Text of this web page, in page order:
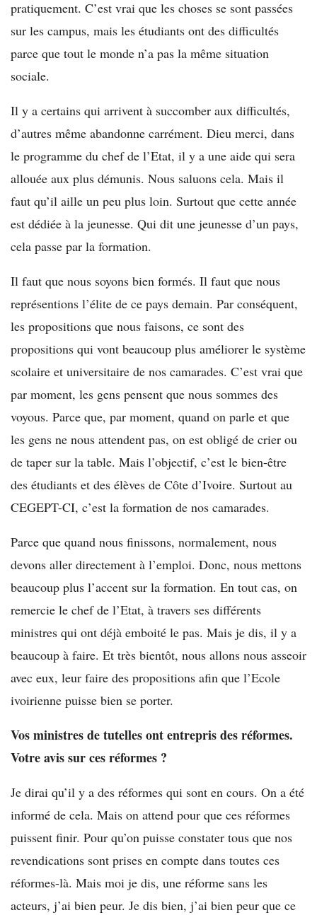
pratiquement. C’est vrai que les choses se sont passées
sur les campus, mais les étudiants ont des difficultés
parce que tout le monde n’a pas la même situation
sociale.
Il y a certains qui arrivent à succomber aux difficultés,
d’autres même abandonne carrément. Dieu merci, dans
le programme du chef de l’Etat, il y a une aide qui sera
allouée aux plus démunis. Nous saluons cela. Mais il
faut qu’il aille un peu plus loin. Surtout que cette année
est dédiée à la jeunesse. Qui dit une jeunesse d’un pays,
cela passe par la formation.
Il faut que nous soyons bien formés. Il faut que nous
représentions l’élite de ce pays demain. Par conséquent,
les propositions que nous faisons, ce sont des
propositions qui vont beaucoup plus améliorer le système
scolaire et universitaire de nos camarades. C’est vrai que
par moment, les gens pensent que nous sommes des
voyous. Parce que, par moment, quand on parle et que
les gens ne nous attendent pas, on est obligé de crier ou
de taper sur la table. Mais l’objectif, c’est le bien-être
des étudiants et des élèves de Côte d’Ivoire. Surtout au
CEGEPT-CI, c’est la formation de nos camarades.
Parce que quand nous finissons, normalement, nous
devons aller directement à l’emploi. Donc, nous mettons
beaucoup plus l’accent sur la formation. En tout cas, on
remercie le chef de l’Etat, à travers ses différents
ministres qui ont déjà emboité le pas. Mais je dis, il y a
beaucoup à faire. Et très bientôt, nous allons nous asseoir
avec eux, leur faire des propositions afin que l’Ecole
ivoirienne puisse bien se porter.
Vos ministres de tutelles ont entrepris des réformes.
Votre avis sur ces réformes ?
Je dirai qu’il y a des réformes qui sont en cours. On a été
informé de cela. Mais on attend pour que ces réformes
puissent finir. Pour qu’on puisse constater tous que nos
revendications sont prises en compte dans toutes ces
réformes-là. Mais moi je dis, une réforme sans les
acteurs, j’ai bien peur. Je dis bien, j’ai bien peur que ce